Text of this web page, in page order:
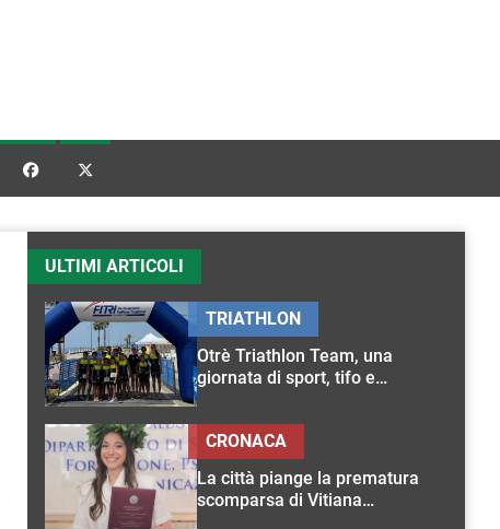
 
ULTIMI ARTICOLI
Otrè Triathlon Team, una
giornata di sport, tifo e
TRIATHLON
La città piange la prematura
scomparsa di Vitiana
CRONACA